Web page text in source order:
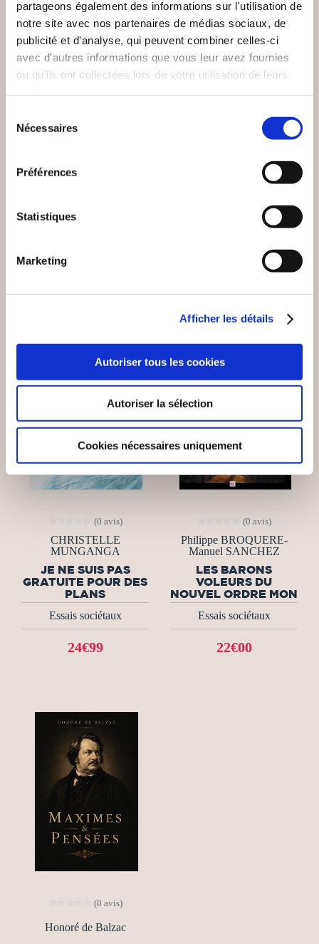
partageons également des informations sur l'utilisation de
notre site avec nos partenaires de médias sociaux, de
publicité et d'analyse, qui peuvent combiner celles-ci
avec d'autres informations que vous leur avez fournies
ou qu'ils ont collectées lors de votre utilisation de leurs
Nécessaires
Préférences
Statistiques
Marketing
Afficher les détails
Autoriser tous les cookies
Autoriser la sélection
Cookies nécessaires uniquement
REBELLE ?
(0 avis)
Samuel Zane Batten
LE NOUVEL ORDRE
NEW
(0 avis)
CHRISTELLE
MUNGANGA
JE NE SUIS PAS
GRATUITE POUR DES
PLANS
Essais sociétaux
24€99
(0 avis)
Philippe BROQUERE-
Manuel SANCHEZ
LES BARONS
VOLEURS DU
NOUVEL ORDRE MON
Essais sociétaux
22€00
(0 avis)
Honoré de Balzac